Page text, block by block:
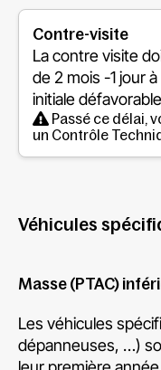
Contre-visite
La contre visite
de 2 mois -1 jourà
initiale
Passé ce délai,
un Contrôle
Véhicules
Masse (PTAC)
Les véhicules
dépanneuses, …)